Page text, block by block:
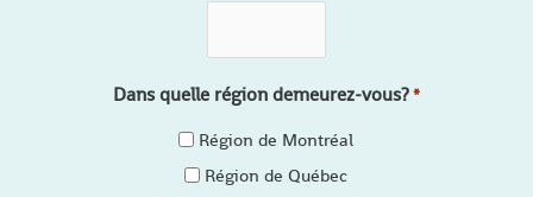
Dans quelle région demeurez-vous?*
Région de Montréal
Région de Québec